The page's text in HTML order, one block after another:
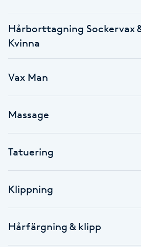
Fotvård
Fransborttagning
Fransfärgning
Fransförlängning Megavolym
Fransförlängning Volym
Fransk manikyr
Hårborttagning Sockervax
Kvinna
Vax Man
Massage
Tatuering
Klippning
Hårfärgning & klipp